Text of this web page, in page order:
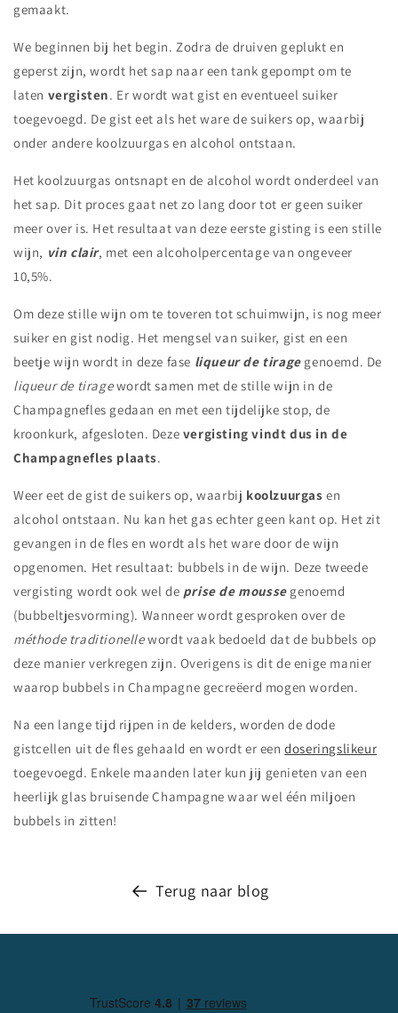
gemaakt.
We beginnen bij het begin. Zodra de druiven geplukt en
geperst zijn, wordt het sap naar een tank gepompt om te
laten vergisten. Er wordt wat gist en eventueel suiker
toegevoegd. De gist eet als het ware de suikers op, waarbij
onder andere koolzuurgas en alcohol ontstaan.
Het koolzuurgas ontsnapt en de alcohol wordt onderdeel van
het sap. Dit proces gaat net zo lang door tot er geen suiker
meer over is. Het resultaat van deze eerste gisting is een stille
wijn, vin clair, met een alcoholpercentage van ongeveer
10,5%.
Om deze stille wijn om te toveren tot schuimwijn, is nog meer
suiker en gist nodig. Het mengsel van suiker, gist en een
beetje wijn wordt in deze fase liqueur de tiragegenoemd. De
liqueur de tiragewordt samen met de stille wijn in de
Champagnefles gedaan en met een tijdelijke stop, de
kroonkurk, afgesloten. Deze vergisting vindt dus in de
Champagnefles plaats.
Weer eet de gist de suikers op, waarbij koolzuurgas en
alcohol ontstaan. Nu kan het gas echter geen kant op. Het zit
gevangen in de fles en wordt als het ware door de wijn
opgenomen. Het resultaat: bubbels in de wijn. Deze tweede
vergisting wordt ook wel de prise de moussegenoemd
(bubbeltjesvorming). Wanneer wordt gesproken over de
méthode traditionellewordt vaak bedoeld dat de bubbels op
deze manier verkregen zijn. Overigens is dit de enige manier
waarop bubbels in Champagne gecreëerd mogen worden.
Na een lange tijd rijpen in de kelders, worden de dode
gistcellen uit de fles gehaald en wordt er eendoseringslikeur
toegevoegd. Enkele maanden later kun jij genieten van een
heerlijk glas bruisende Champagne waar wel één miljoen
bubbels in zitten!
Terug naar blog